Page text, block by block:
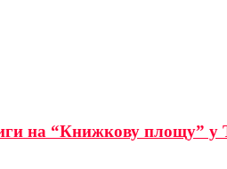
на “Книжкову площу” у